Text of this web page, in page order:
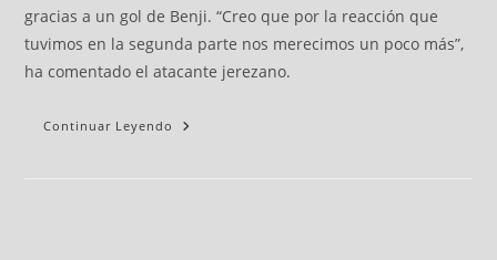
gracias a un gol de Benji. “Creo que por la reacción que
tuvimos en la segunda parte nos merecimos un poco más”,
ha comentado el atacante jerezano.
Continuar Leyendo